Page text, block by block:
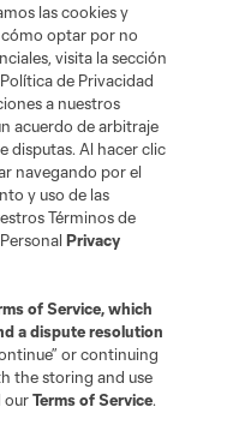
No vender mi información
League Soccer y MLS son
(“MLS”). Los nombres y logos
y son marcas bajo ley común
las cookies y
optar por no
visita la sección
de Privacidad
a nuestros
acuerdo de arbitraje
disputas. Al hacer clic
navegando por el
y uso de las
Términos de
Privacy
of Service, which
a dispute resolution
or continuing
the storing and use
ourTerms of Service.